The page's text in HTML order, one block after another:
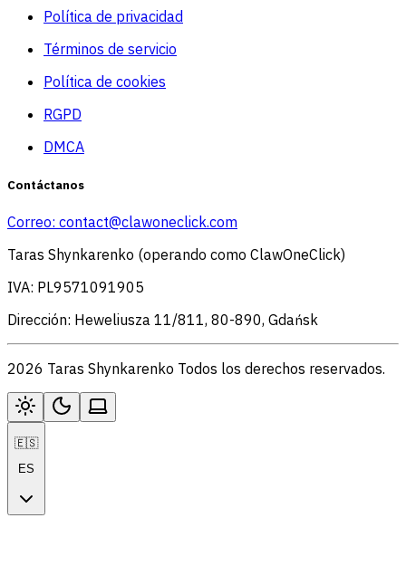
Política de privacidad
Términos de servicio
Política de cookies
RGPD
DMCA
Contáctanos
Correo: contact@clawoneclick.com
Taras Shynkarenko (operando como ClawOneClick)
IVA: PL9571091905
Dirección: Heweliusza 11/811, 80-890, Gdańsk
2026 Taras Shynkarenko Todos los derechos reservados.
🇪🇸
ES